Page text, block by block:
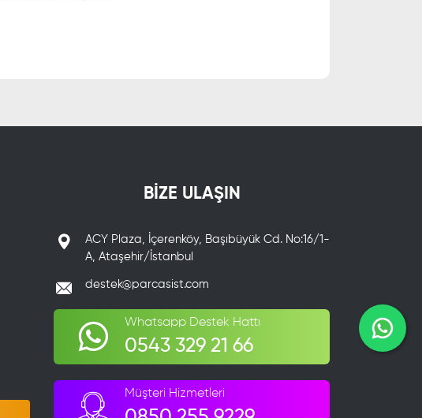
BİZE ULAŞIN
ACY Plaza, İçerenköy, Başıbüyük Cd. No:16/1-
A, Ataşehir/İstanbul
destek@parcasist.com
Whatsapp Destek Hattı
0543 329 21 66
Müşteri Hizmetleri